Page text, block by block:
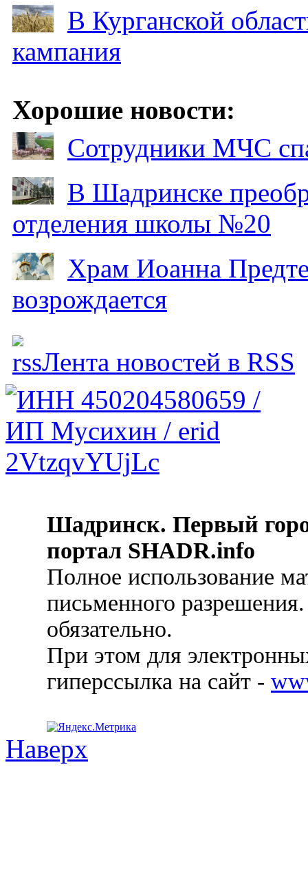
В Курганской
кампания
Хорошие новости:
Сотрудники МЧС
В Шадринске
отделения школы №20
Храм Иоанна
возрождается
Лента новостей в RSS
Шадринск. Первый
портал SHADR.info
Полное использование
письменного
обязательно.
При этом для
гиперссылка на сайт -
Наверх